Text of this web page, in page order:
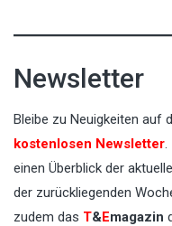
Newsletter
Bleibe zu Neuigkeiten auf
kostenlosen Newsletter.
einen Überblick der
der zurückliegenden
zudem das T&Emagazin